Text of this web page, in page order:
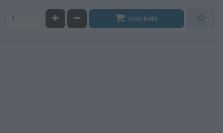
Kasvata määrääVähennä määrää Lisää koriin